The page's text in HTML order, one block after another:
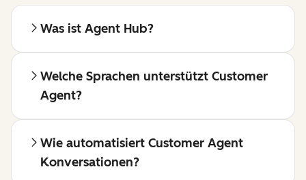
Was ist Agent Hub?
Welche Sprachen unterstützt Customer
Agent?
Wie automatisiert Customer Agent
Konversationen?